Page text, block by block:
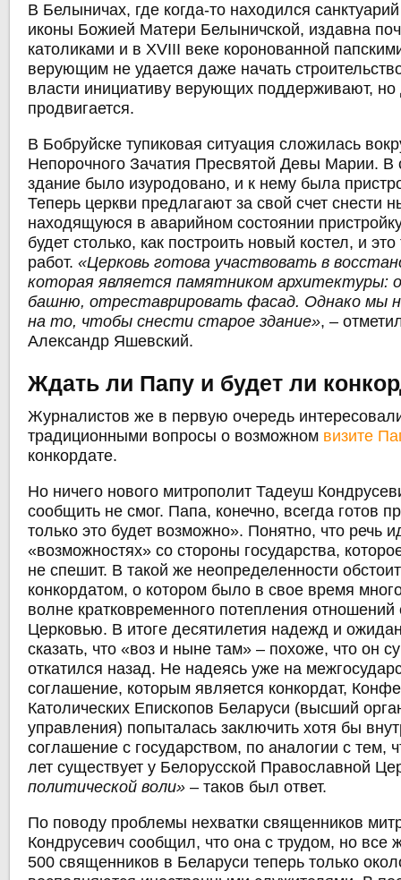
В Белыничах, где когда-то находился
иконы Божией Матери Белыничской, издавна
католиками и в XVIII веке коронованной
верующим не удается даже начать
власти инициативу верующих поддерживают, но
продвигается.
В Бобруйске тупиковая ситуация сложилась
Непорочного Зачатия Пресвятой Девы Марии. В
здание было изуродовано, и к нему была
Теперь церкви предлагают за свой счет снести
находящуюся в аварийном состоянии
будет столько, как построить новый костел, и это
работ.«Церковь готова участвовать в
которая является памятником архитектуры:
башню, отреставрировать фасад. Однако мы
на то, чтобы снести старое здание», –
Александр Яшевский.
Ждать ли Папу и будет ли
Журналистов же в первую очередь
традиционными вопросы о возможном визите
конкордате.
Но ничего нового митрополит Тадеуш
сообщить не смог. Папа, конечно, всегда готов
только это будет возможно». Понятно, что речь
«возможностях» со стороны государства,
не спешит. В такой же неопределенности
конкордатом, о котором было в свое время
волне кратковременного потепления отношений
Церковью. В итоге десятилетия надежд и
сказать, что «воз и ныне там» – похоже, что он
откатился назад. Не надеясь уже на
соглашение, которым является конкордат,
Католических Епископов Беларуси (высший
управления) попыталась заключить хотя бы
соглашение с государством, по аналогии с тем,
лет существует у Белорусской Православной
политической воли» – таков был ответ.
По поводу проблемы нехватки священников
Кондрусевич сообщил, что она с трудом, но все
500 священников в Беларуси теперь только